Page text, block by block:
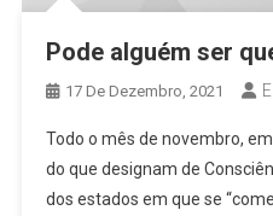
Pode alguém ser
17 De Dezembro, 2021
Todo o mês de novembro,
do que designam de
dos estados em que se